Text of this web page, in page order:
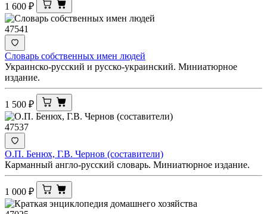
1 600 ₽
47541
Словарь собственных имен людей
Украинско-русский и русско-украинский. Миниатюрное
издание.
1 500 ₽
47537
О.П. Бенюх, Г.В. Чернов (составители)
Карманный англо-русский словарь. Миниатюрное издание.
1 000 ₽